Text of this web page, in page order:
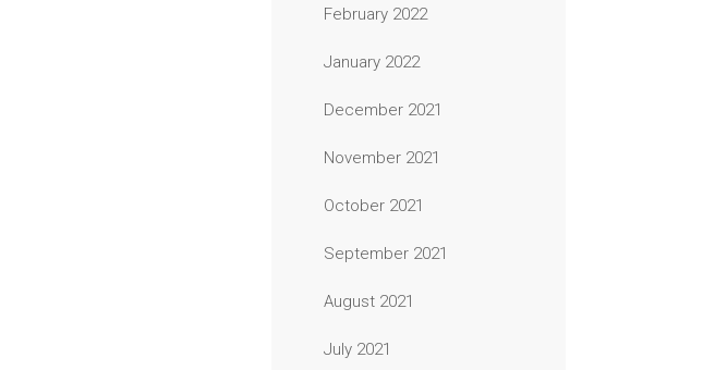
February 2022
January 2022
December 2021
November 2021
October 2021
September 2021
August 2021
July 2021